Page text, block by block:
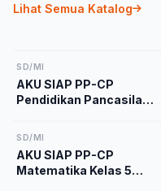
Lihat Semua Katalog
SD/MI
AKU SIAP PP-CP
Pendidikan Pancasila
Merdeka
SD/MI
AKU SIAP PP-CP
Matematika Kelas 5